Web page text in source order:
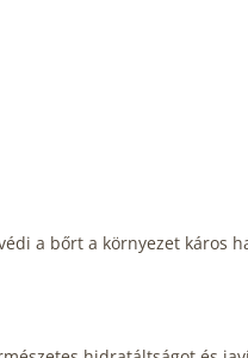
a bőrt a környezet káros